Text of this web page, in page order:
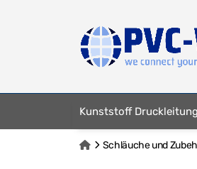
Kunststoff
Schläuche und